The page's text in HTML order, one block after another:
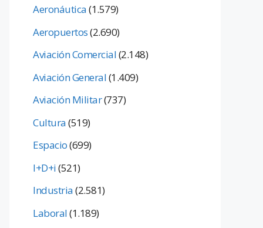
Aeronáutica(1.579)
Aeropuertos(2.690)
Aviación Comercial(2.148)
Aviación General(1.409)
Aviación Militar(737)
Cultura(519)
Espacio(699)
I+D+i(521)
Industria(2.581)
Laboral(1.189)